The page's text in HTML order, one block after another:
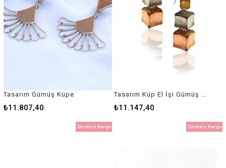
Tasarım Gümüş Küpe
₺11.807,40 ₺11.147,40
Ücretsiz Kargo Ücretsiz Kargo